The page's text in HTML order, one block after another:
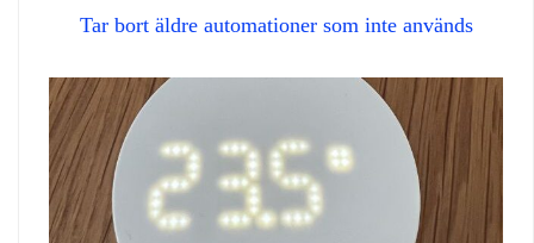
Tar bort äldre automationer som inte används